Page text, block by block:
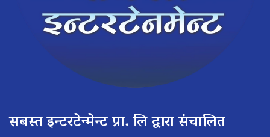
सबस्त इन्टरटेन्मेन्ट प्रा. लि द्वारा संचालित